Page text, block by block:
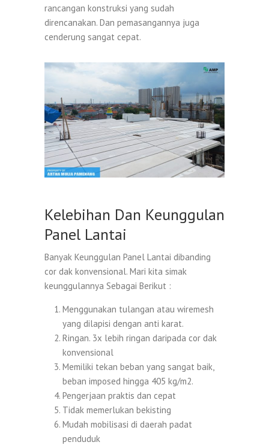
rancangan konstruksi yang sudah
direncanakan. Dan pemasangannya juga
cenderung sangat cepat.
Kelebihan Dan Keunggulan
Panel Lantai
Banyak Keunggulan Panel Lantai dibanding
cor dak konvensional. Mari kita simak
keunggulannya Sebagai Berikut :
Menggunakan tulangan atau wiremesh
yang dilapisi dengan anti karat.
Ringan. 3x lebih ringan daripada cor dak
konvensional
Memiliki tekan beban yang sangat baik,
beban imposed hingga 405 kg/m2.
Pengerjaan praktis dan cepat
Tidak memerlukan bekisting
Mudah mobilisasi di daerah padat
penduduk